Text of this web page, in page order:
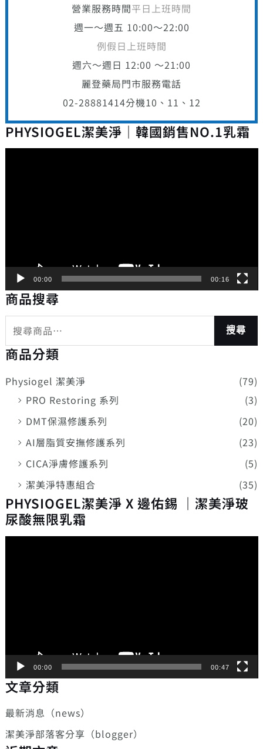
營業服務時間平日上班時間
週一～週五 10:00～22:00
例假日上班時間
週六～週日 12:00 ～21:00
麗登藥局門市服務電話
02-28881414分機10、11、12
PHYSIOGEL潔美淨｜韓國銷售NO.1乳霜
00:00 00:16
商品搜尋
搜尋
商品分類
Physiogel 潔美淨
(79)
PRO Restoring 系列
(3)
DMT保濕修護系列
(20)
AI層脂質安撫修護系列
(23)
CICA淨膚修護系列
(5)
潔美淨特惠組合
(35)
PHYSIOGEL潔美淨 X 邊佑錫 ｜潔美淨玻
尿酸無限乳霜
00:00 00:47
文章分類
最新消息（news）
潔美淨部落客分享（blogger）